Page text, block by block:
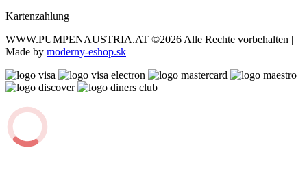
Kartenzahlung
WWW.PUMPENAUSTRIA.AT ©2026 Alle Rechte vorbehalten |
Made by moderny-eshop.sk